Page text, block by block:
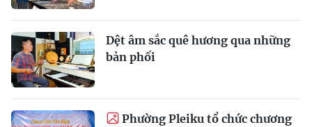
Dệt âm sắc quê hương qua những
bản phối
Phường Pleiku tổ chức chương